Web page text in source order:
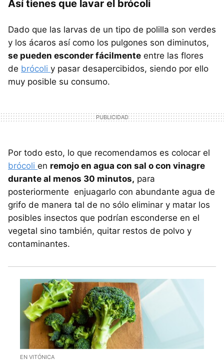
Así tienes que lavar el brócoli
Dado que las larvas de un tipo de polilla son verdes
y los ácaros así como los pulgones son diminutos,
se pueden esconder fácilmente entre las flores
de brócoli y pasar desapercibidos, siendo por ello
muy posible su consumo.
Por todo esto, lo que recomendamos es colocar el
brócoli en remojo en agua con sal o con vinagre
durante al menos 30 minutos, para
posteriormente enjuagarlo con abundante agua de
grifo de manera tal de no sólo eliminar y matar los
posibles insectos que podrían esconderse en el
vegetal sino también, quitar restos de polvo y
contaminantes.
EN VITÓNICA